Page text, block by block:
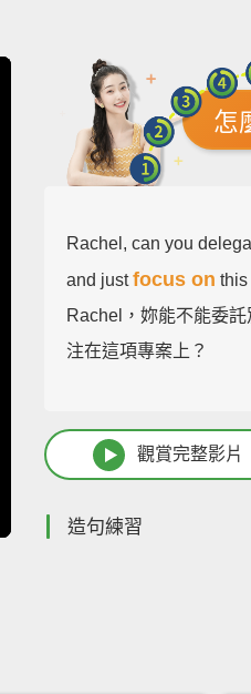
怎
Rachel, can you
and justfocus on this
Rachel，妳能不能委
注在這項專案上？
觀賞完整影片
造句練習